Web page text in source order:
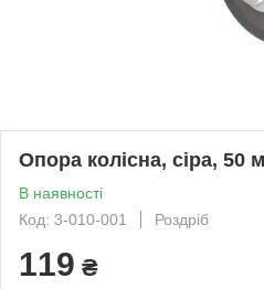
Опора колісна, сiра, 50
В наявності
Код: 3-010-001
Роздріб
119 ₴